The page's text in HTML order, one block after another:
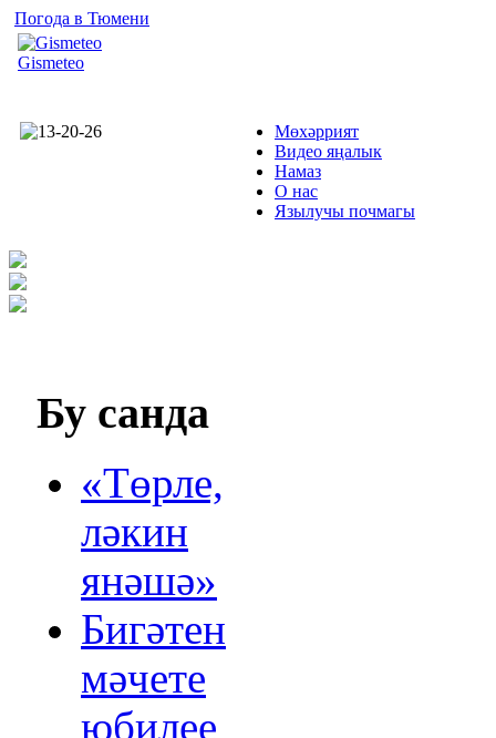
Погода в Тюмени
Gismeteo
Мөхәррият
Видео яңалык
Намаз
О нас
Язылучы почмагы
Бу санда
«Төрле,
ләкин
янәшә»
Бигәтен
мәчете
юбилее